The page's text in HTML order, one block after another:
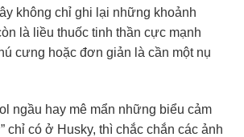
không chỉ ghi lại những khoảnh
là liều thuốc tinh thần cực mạnh
cưng hoặc đơn giản là cần một nụ
ngầu hay mê mẩn những biểu cảm
chỉ có ở Husky, thì chắc chắn các ảnh